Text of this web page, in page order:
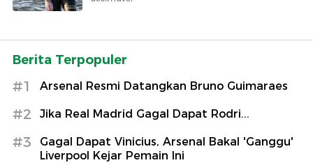
Berita Terpopuler
#1 Arsenal Resmi Datangkan Bruno Guimaraes
#2 Jika Real Madrid Gagal Dapat Rodri...
#3
Gagal Dapat Vinicius, Arsenal Bakal 'Ganggu'
Liverpool Kejar Pemain Ini